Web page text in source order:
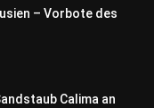
– Vorbote des
Calima an